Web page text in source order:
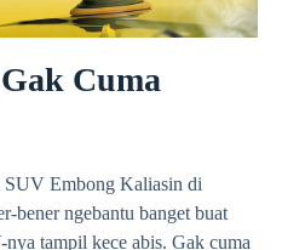
Cuma
Embong Kaliasin di
bener ngebantu banget buat
tampil kece abis. Gak cuma